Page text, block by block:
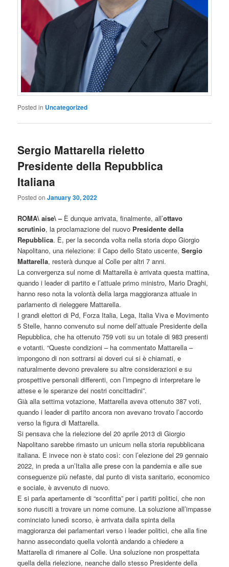
Posted in Uncategorized
Sergio Mattarella rieletto
Presidente della Repubblica
Italiana
Posted onJanuary 30, 2022
ROMA\ aise\ – È dunque arrivata, finalmente, all’ottavo
scrutinio, la proclamazione del nuovo Presidente della
Repubblica. È, per la seconda volta nella storia dopo Giorgio
Napolitano, una rielezione: il Capo dello Stato uscente,Sergio
Mattarella, resterà dunque al Colle per altri 7 anni.
La convergenza sul nome di Mattarella è arrivata questa mattina,
quando i leader di partito e l’attuale primo ministro, Mario Draghi,
hanno reso nota la volontà della larga maggioranza attuale in
parlamento di rieleggere Mattarella.
I grandi elettori di Pd, Forza Italia, Lega, Italia Viva e Movimento
5 Stelle, hanno convenuto sul nome dell’attuale Presidente della
Repubblica, che ha ottenuto 759 voti su un totale di 983 presenti
e votanti. “Queste condizioni – ha commentato Mattarella –
impongono di non sottrarsi ai doveri cui si è chiamati, e
naturalmente devono prevalere su altre considerazioni e su
prospettive personali differenti, con l’impegno di interpretare le
attese e le speranze dei nostri concittadini”.
Già alla settima votazione, Mattarella aveva ottenuto 387 voti,
quando i leader di partito ancora non avevano trovato l’accordo
verso la figura di Mattarella.
Si pensava che la rielezione del 20 aprile 2013 di Giorgio
Napolitano sarebbe rimasto un unicum nella storia repubblicana
italiana. E invece non è stato così: con l’elezione del 29 gennaio
2022, in preda a un’Italia alle prese con la pandemia e alle sue
conseguenze più nefaste, dal punto di vista sanitario, economico
e sociale, è avvenuto di nuovo.
E si parla apertamente di “sconfitta” per i partiti politici, che non
sono riusciti a trovare un nome comune. La soluzione all’impasse
cominciato lunedì scorso, è arrivata dalla spinta della
maggioranza dei parlamentari verso i leader politici, che alla fine
hanno assecondato quella volontà andando a chiedere a
Mattarella di rimanere al Colle. Una soluzione non prospettata
quella della rielezione, neanche dallo stesso Presidente della